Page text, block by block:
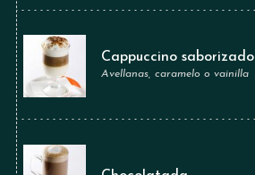
Cappuccino saborizado
Avellanas, caramelo o vainilla